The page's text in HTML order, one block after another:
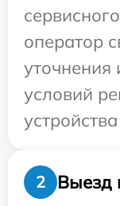
оператор
условий
2 Выезд